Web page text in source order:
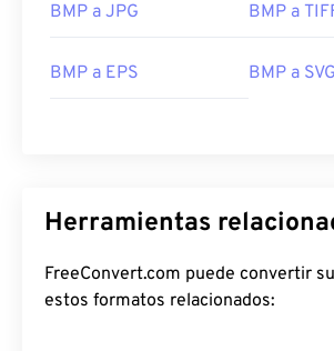
BMP a JPG BMP a
BMP a EPS BMP a SVG
Herramientas
FreeConvert.com puede convertir
estos formatos relacionados: